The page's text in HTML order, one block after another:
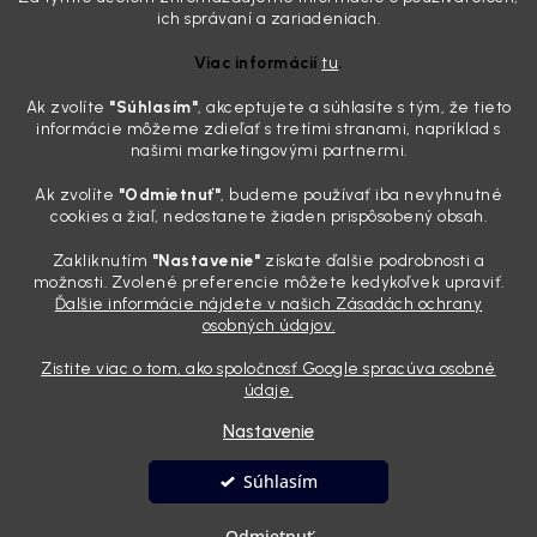
ich správaní a zariadeniach.
Viac informáciítu.
Ak zvolíte "Súhlasím", akceptujete a súhlasíte s tým, že tieto
informácie môžeme zdieľať s tretími stranami, napríklad s
našimi marketingovými partnermi.
Ak zvolíte "Odmietnuť", budeme používať iba nevyhnutné
cookies a žiaľ, nedostanete žiaden prispôsobený obsah.
Zakliknutím "Nastavenie" získate ďalšie podrobnosti a
možnosti. Zvolené preferencie môžete kedykoľvek upraviť.
Ďalšie informácie nájdete v našich Zásadách ochrany
osobných údajov.
Zistite viac o tom, ako spoločnosť Google spracúva osobné
údaje.
Nastavenie
Súhlasím
Zabudnite na handru. Ak chcete mať auto naozaj čisté,
Poznáte ten moment. Vonku svieti slnko, vy sedíte v čerstvo
„upratanom“ aute, no pri pohľade na palubnú dosku vás ide poraziť. V
mriežkach ventilácie, okolo tlačidiel a v švíkoch sedačiek na vás stále
drzo pozerá prach. Handra ani vysávač tam jednodu...
Detailing nemusí stáť výplatu: 5 kúskov autokozmetiky,
31.7.2026
Sobotné ráno, káva v ruke a pred vami zaprášená kapota. Pre
niekoho nuda, pre nás najlepší relax. Lenže keď si v košíku spočítate
pokaziť náladu. Dobrá správa je, že aj profi výbava ...
Vytvoril Shoptet